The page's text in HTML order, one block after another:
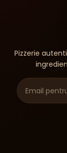
Pizzerie
Adresa de e-